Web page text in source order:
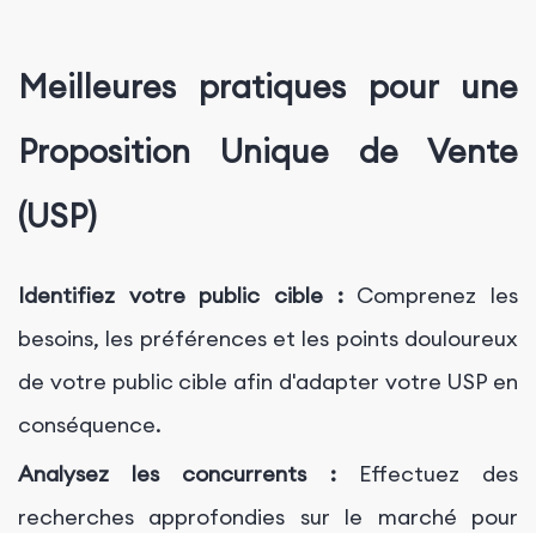
Meilleures pratiques pour une
Proposition Unique de Vente
(USP)
Identifiez votre public cible :Comprenez les
besoins, les préférences et les points douloureux
de votre public cible afin d'adapter votre USP en
conséquence.
Analysez les concurrents :Effectuez des
recherches approfondies sur le marché pour